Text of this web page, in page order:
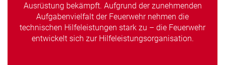
Ausrüstung bekämpft. Aufgrund der zunehmenden
Aufgabenvielfalt der Feuerwehr nehmen die
technischen Hilfeleistungen stark zu – die Feuerwehr
entwickelt sich zur Hilfeleistungsorganisation.